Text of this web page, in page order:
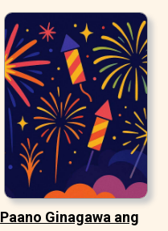
Paano Ginagawa ang